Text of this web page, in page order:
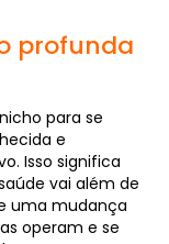
profunda
para se
e
Isso significa
vai além de
uma mudança
operam e se